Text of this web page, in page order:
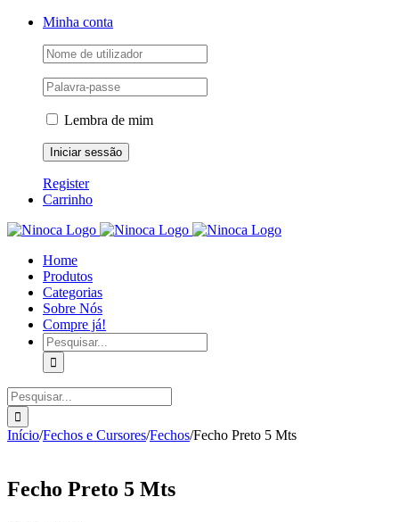
Skip
Facebook
Instagram
YouTubeMinha conta
Lembra de mim
Register
Carrinho
Home
Produtos
Categorias
Sobre Nós
Compre já!
Pesquisar
Pesquisar
Início/Fechos e Cursores/Fechos/Fecho Preto 5 Mts
Fecho Preto 5 Mts